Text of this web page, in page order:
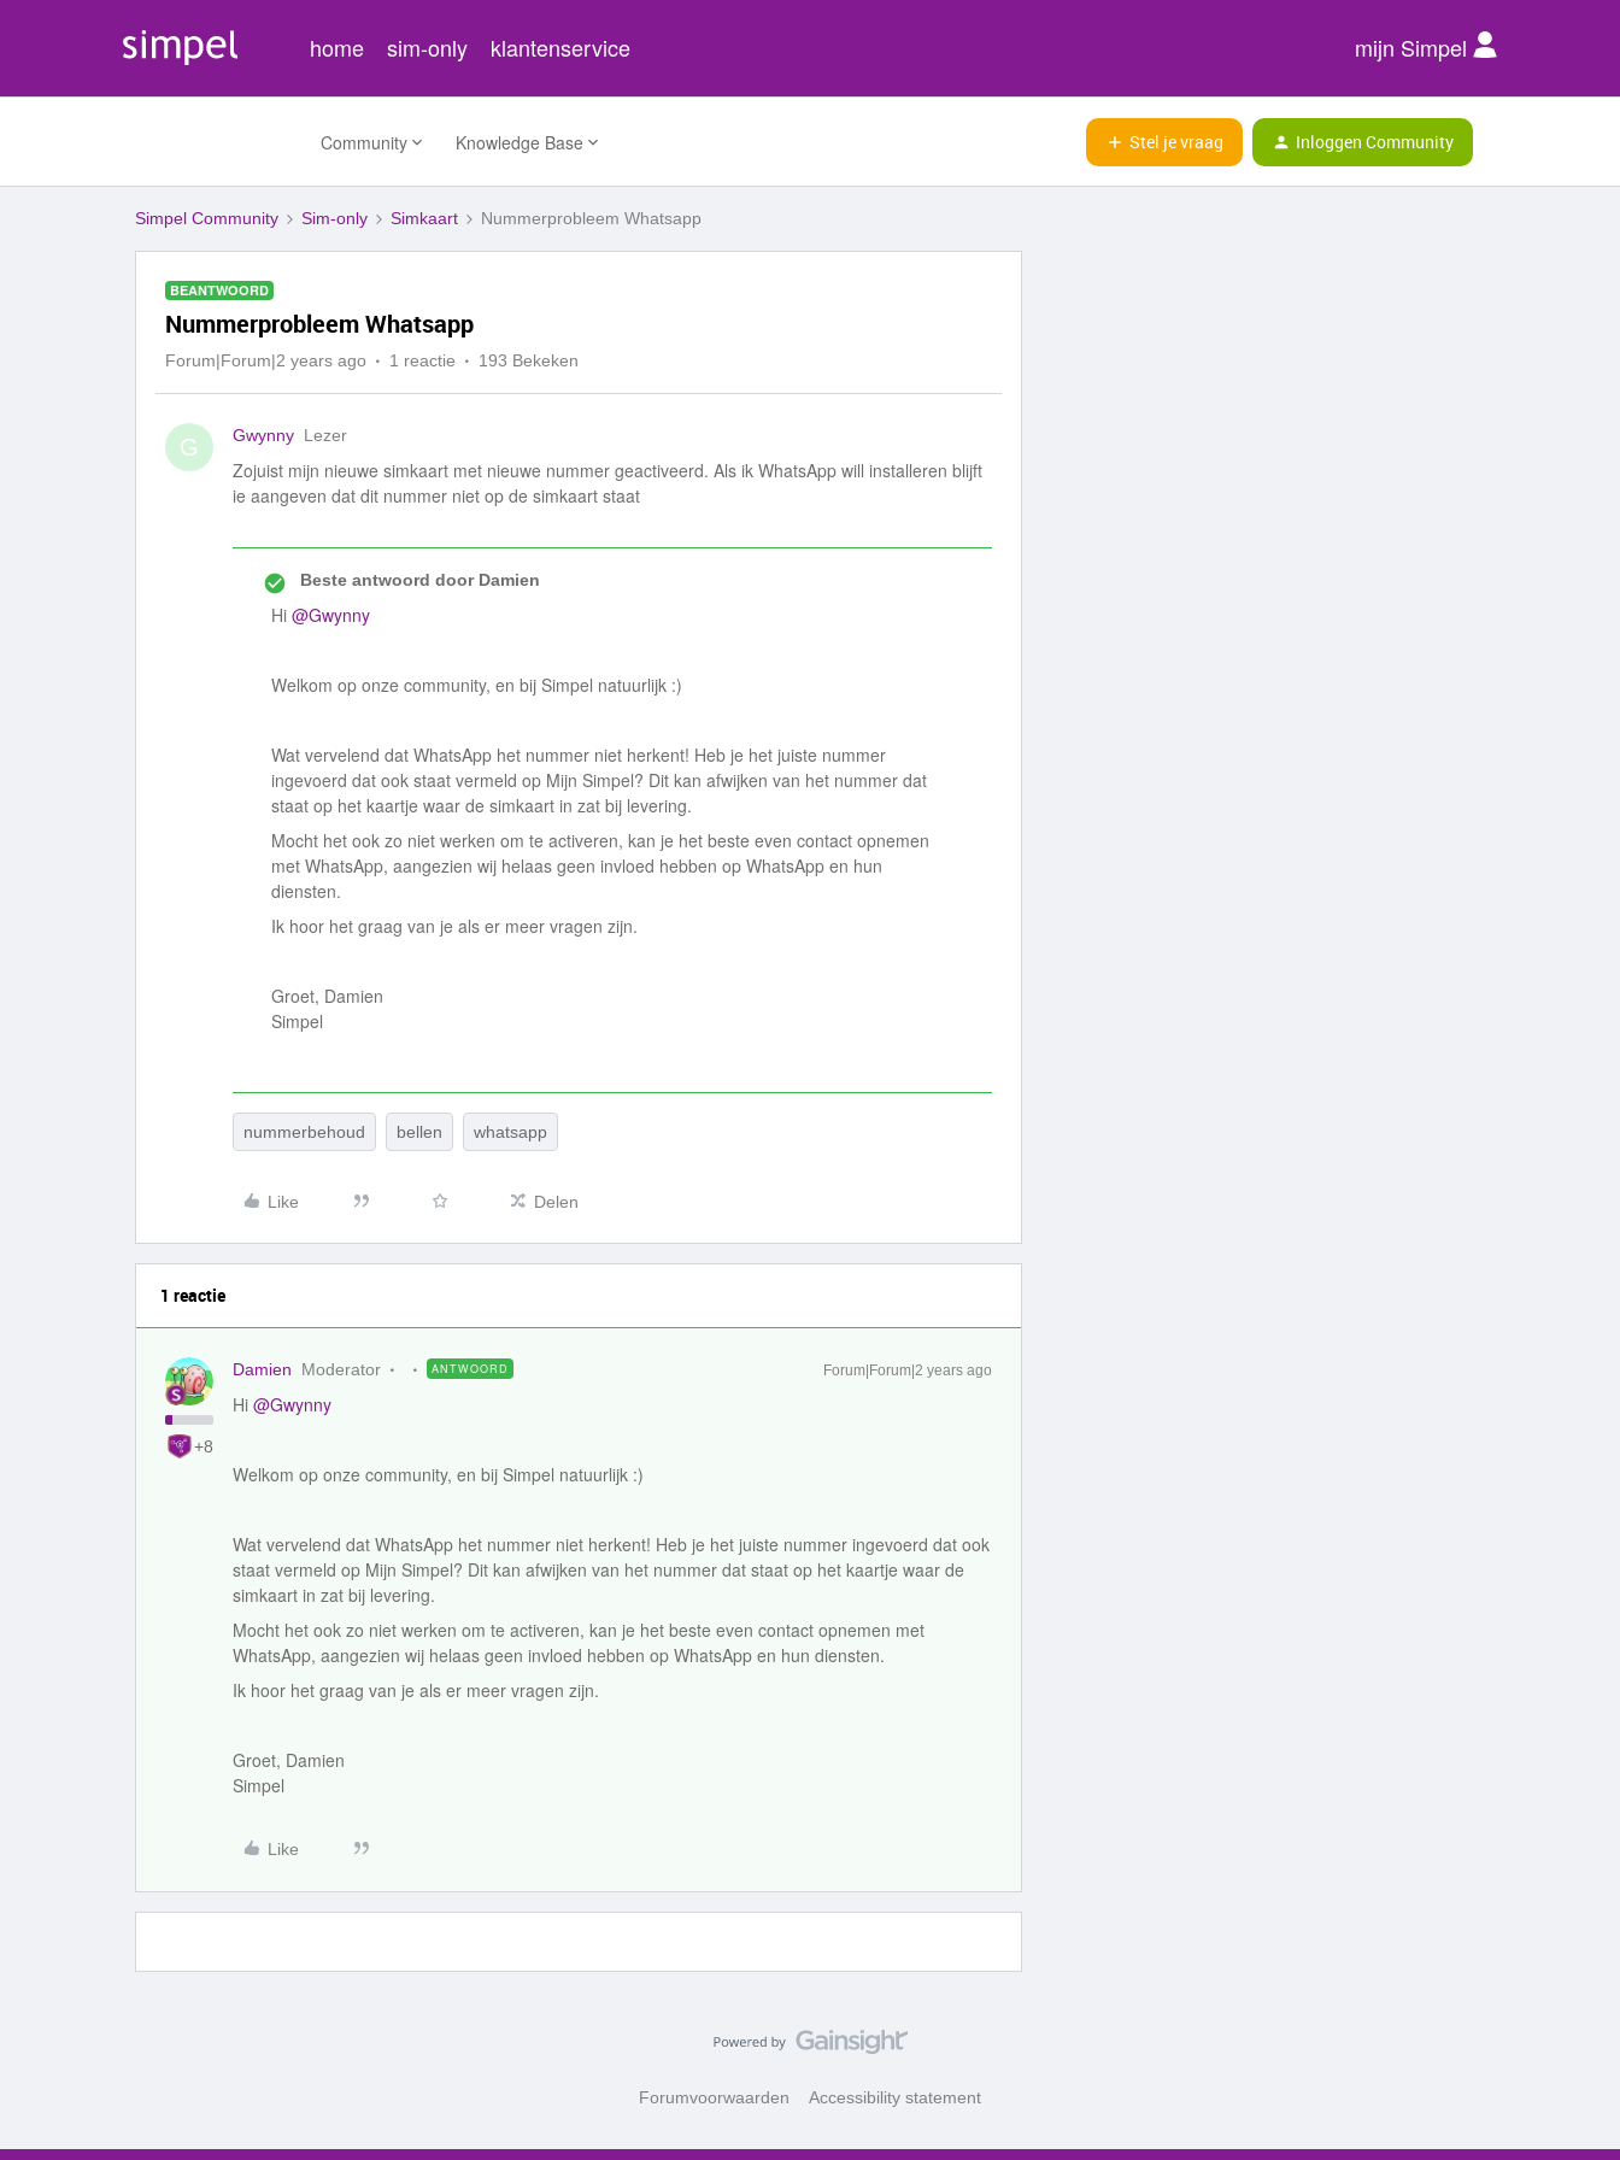
home sim-only klantenservice mijn Simpel
Community Knowledge Base Stel je vraag Inloggen Community
Simpel Community Sim-only Simkaart Nummerprobleem Whatsapp
BEANTWOORD
Nummerprobleem Whatsapp
Forum|Forum|2 years ago 1 reactie 193 Bekeken
G Gwynny Lezer
Zojuist mijn nieuwe simkaart met nieuwe nummer geactiveerd. Als ik WhatsApp will installeren blijft
ie aangeven dat dit nummer niet op de simkaart staat
Beste antwoord doorDamien
Hi @Gwynny
Welkom op onze community, en bij Simpel natuurlijk :)
Wat vervelend dat WhatsApp het nummer niet herkent! Heb je het juiste nummer
ingevoerd dat ook staat vermeld op Mijn Simpel? Dit kan afwijken van het nummer dat
staat op het kaartje waar de simkaart in zat bij levering.
Mocht het ook zo niet werken om te activeren, kan je het beste even contact opnemen
met WhatsApp, aangezien wij helaas geen invloed hebben op WhatsApp en hun
diensten.
Ik hoor het graag van je als er meer vragen zijn.
Groet, Damien
Simpel
nummerbehoud bellen whatsapp
Like Delen
1 reactie
+8
Damien Moderator ANTWOORD Forum|Forum|2 years ago
Hi @Gwynny
Welkom op onze community, en bij Simpel natuurlijk :)
Wat vervelend dat WhatsApp het nummer niet herkent! Heb je het juiste nummer ingevoerd dat ook
staat vermeld op Mijn Simpel? Dit kan afwijken van het nummer dat staat op het kaartje waar de
simkaart in zat bij levering.
Mocht het ook zo niet werken om te activeren, kan je het beste even contact opnemen met
WhatsApp, aangezien wij helaas geen invloed hebben op WhatsApp en hun diensten.
Ik hoor het graag van je als er meer vragen zijn.
Groet, Damien
Simpel
Like
Forumvoorwaarden Accessibility statement